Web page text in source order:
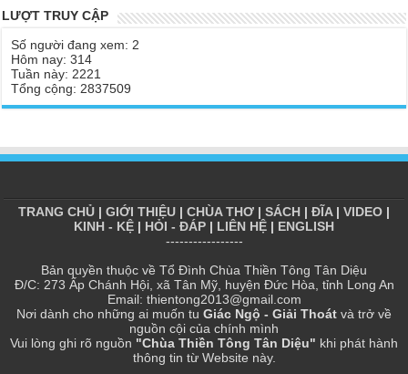
Tại sao Ma Vương không làm gì được Đức Phật?
Tinh thần Thiền tông
người dân vùng lũ | TTTD
Báo VTV, VOV, An Ninh Thủ Đô đưa tin về chùa Thiền Tông Tân
Diệu
Chùa Thiền Tông Tân Diệu tham dự kỷ niệm 100 năm ngày Báo
chí Việt Nam
người đầu tiên? | TTTD
Chùa Thiền Tông Tân Diệu được Đài Hà Nội thực hiện phóng sự
Chùa Thiền Tông Tân Diệu thiết thực hưởng ứng tháng nhân đạo
2025 - Báo Đời Sống Pháp Luật
Chùa Thiền Tông Tân Diệu - Giải đáp P16 Thần, Thánh Tiên ăn
gì? Đạo dạy Tu để làm súc sinh?
Phóng sự Nét đẹp về chùa Thiền Tông Tân Diệu - Truyền hình
VTVCab thực hiện | TTTD
LƯỢT TRUY CẬP
Số người đang xem: 2
Hôm nay: 314
Tuần này: 2221
Tổng cộng: 2837509
TRANG CHỦ | GIỚI THIỆU | CHÙA THƠ | SÁCH | ĐĨA| VIDEO |
KINH - KỆ | HỎI - ĐÁP | LIÊN HỆ | ENGLISH
-----------------
Bản quyền thuộc về Tổ Đình Chùa Thiền Tông Tân Diệu
Đ/C: 273 Ấp Chánh Hội, xã Tân Mỹ, huyện Đức Hòa, tỉnh Long An
Email: thientong2013@gmail.com
Nơi dành cho những ai muốn tu Giác Ngộ - Giải Thoát và trở về
nguồn cội của chính mình
Vui lòng ghi rõ nguồn "Chùa Thiền Tông Tân Diệu" khi phát hành
thông tin từ Website này.